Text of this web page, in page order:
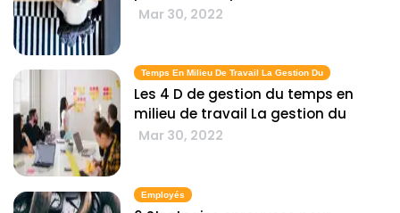
Mar 30, 2022
Temps En Milieu De Travail La Gestion Du
Les 4 D de gestion du temps en
milieu de travail La gestion du
Mar 30, 2022
Employés